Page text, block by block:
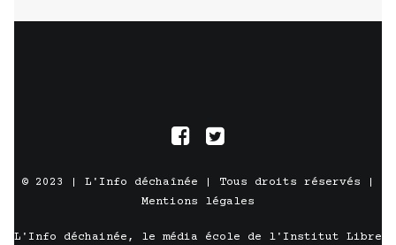
© 2023 | L'Info déchaînée | Tous droits réservés |
Mentions légales
L'Info déchainée, le média école de l' Institut Libre